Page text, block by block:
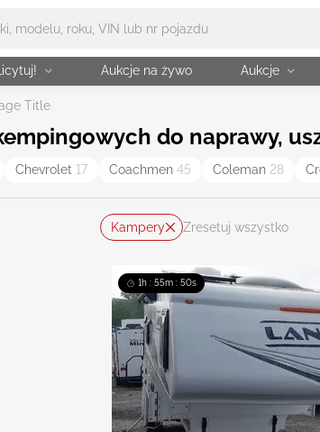
Aukcje na żywo Aukcje
Title
do naprawy,
Chevrolet 17 Coachmen 45 Coleman 28
Kampery Zresetuj wszystko
1h : 55m : 49s